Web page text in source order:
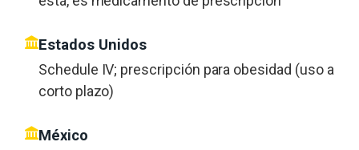
Estados Unidos
Schedule IV; prescripción para obesidad (uso a
corto plazo)
México